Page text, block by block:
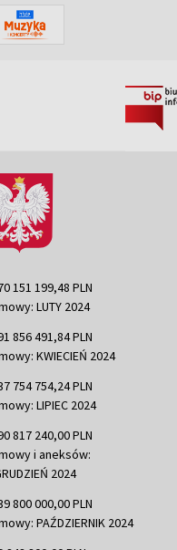
151 199,48 PLN
LUTY 2024
856 491,84 PLN
KWIECIEŃ 2024
754 754,24 PLN
LIPIEC 2024
817 240,00 PLN
i aneksów:
2024
800 000,00 PLN
PAŹDZIERNIK 2024